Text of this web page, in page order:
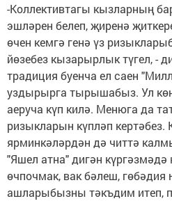
-Коллективтагы кызларның
эшләрен белеп, җиренә
өчен кемгә генә үз
йөзебез кызарырлык түгел, -
традиция буенча ел саен
уздырырга тырышабыз. Ул
аеруча күп килә. Менюга да
ризыкларын күпләп кертәбез.
ярминкәләрдән дә читтә
"Яшел атна" дигән
өчпочмак, вак бәлеш,
ашларыбызны тәкъдим итеп,